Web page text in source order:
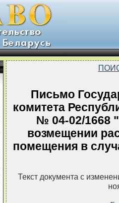
Письмо
комитета
№ 04-02/1668
возмещении
помещения в
Текст документа с